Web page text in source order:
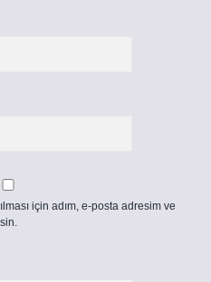
için adım, e-posta adresim ve